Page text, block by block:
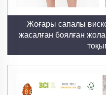
3. Өте беріктілік пен
Зығыр мата жасанды
сайын жұмсақ және
жыл бойы өзінің
сақтайды. Бұл
қажеттілігін азайтады
Жоғары сапалы
жасалған боялған